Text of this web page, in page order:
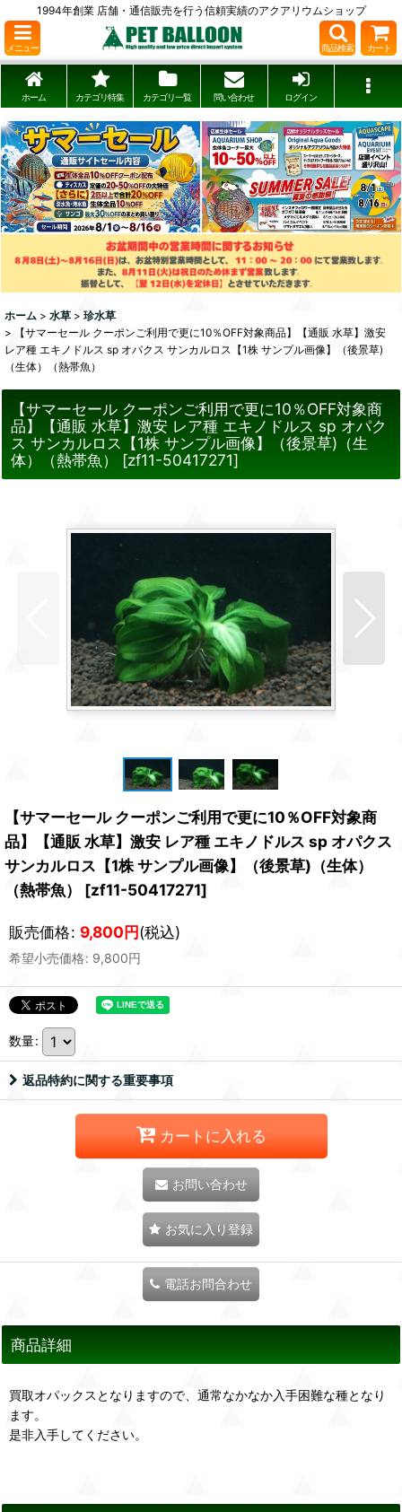
1994年創業 店舗・通信販売を行う信頼実績のアクアリウムショップ
メニュー 商品検索 カート
ホーム カテゴリ特集 カテゴリ一覧 問い合わせ ログイン
ホーム > 水草 > 珍水草
>
【サマーセール クーポンご利用で更に10％OFF対象商品】【通販 水草】激安
レア種 エキノドルス sp オパクス サンカルロス【1株 サンプル画像】（後景草)
（生体）（熱帯魚）
【サマーセール クーポンご利用で更に10％OFF対象商
品】【通販 水草】激安 レア種 エキノドルス sp オパク
ス サンカルロス【1株 サンプル画像】（後景草)（生
体）（熱帯魚）
[zf11-50417271]
【サマーセール クーポンご利用で更に10％OFF対象商
品】【通販 水草】激安 レア種 エキノドルス sp オパクス
サンカルロス【1株 サンプル画像】（後景草)（生体）
（熱帯魚）
[zf11-50417271]
販売価格: 9,800円(税込)
希望小売価格: 9,800円
数量:
返品特約に関する重要事項
カートに入れる
お問い合わせ
お気に入り登録
電話お問合わせ
商品詳細
買取オパックスとなりますので、通常なかなか入手困難な種となり
ます。
是非入手してください。